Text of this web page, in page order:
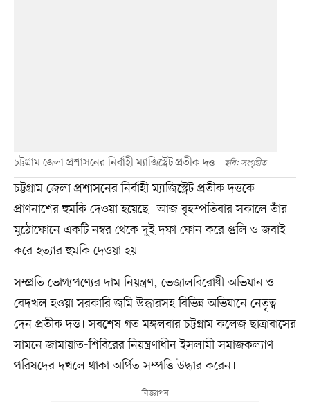
চট্টগ্রাম জেলা প্রশাসনের নির্বাহী ম্যাজিস্ট্রেট প্রতীক দত্ত ছবি: সংগৃহীত
চট্টগ্রাম জেলা প্রশাসনের নির্বাহী ম্যাজিস্ট্রেট প্রতীক দত্তকে
প্রাণনাশের হুমকি দেওয়া হয়েছে। আজ বৃহস্পতিবার সকালে তাঁর
মুঠোফোনে একটি নম্বর থেকে দুই দফা ফোন করে গুলি ও জবাই
করে হত্যার হুমকি দেওয়া হয়।
সম্প্রতি ভোগ্যপণ্যের দাম নিয়ন্ত্রণ, ভেজালবিরোধী অভিযান ও
বেদখল হওয়া সরকারি জমি উদ্ধারসহ বিভিন্ন অভিযানে নেতৃত্ব
দেন প্রতীক দত্ত। সবশেষ গত মঙ্গলবার চট্টগ্রাম কলেজ ছাত্রাবাসের
সামনে জামায়াত-শিবিরের নিয়ন্ত্রণাধীন ইসলামী সমাজকল্যাণ
পরিষদের দখলে থাকা অর্পিত সম্পত্তি উদ্ধার করেন।